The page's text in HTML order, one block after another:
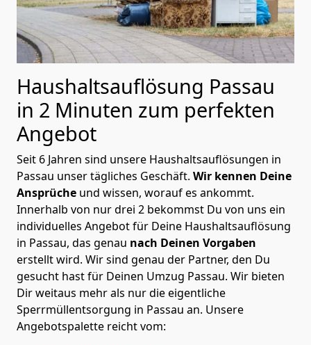
Haushaltsauflösung Passau
in 2 Minuten zum perfekten
Angebot
Seit 6 Jahren sind unsere Haushaltsauflösungen in
Passau unser tägliches Geschäft. Wir kennen Deine
Ansprüche und wissen, worauf es ankommt.
Innerhalb von nur drei 2 bekommst Du von uns ein
individuelles Angebot für Deine Haushaltsauflösung
in Passau, das genau nach Deinen Vorgaben
erstellt wird. Wir sind genau der Partner, den Du
gesucht hast für Deinen Umzug Passau. Wir bieten
Dir weitaus mehr als nur die eigentliche
Sperrmüllentsorgung in Passau an. Unsere
Angebotspalette reicht vom: